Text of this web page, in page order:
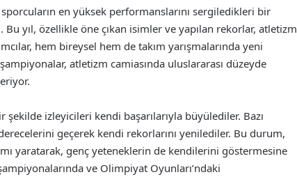
en yüksek performanslarını sergiledikleri bir
yıl, özellikle öne çıkan isimler ve yapılan rekorlar, atletizm
hem bireysel hem de takım yarışmalarında yeni
atletizm camiasında uluslararası düzeyde
izleyicileri kendi başarılarıyla büyülediler. Bazı
geçerek kendi rekorlarını yenilediler. Bu durum,
yaratarak, genç yeteneklerin de kendilerini göstermesine
ve Olimpiyat Oyunları’ndaki